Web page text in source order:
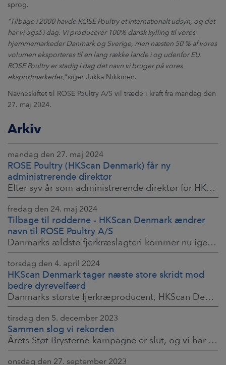
sprog.
”Tilbage i 2000 havde ROSE Poultry et internationalt udsyn, og det
har vi også i dag. Vi producerer 100% dansk kylling til vores
hjemmemarkeder Danmark og Sverige, men næsten 50 % af vores
volumen eksporteres til en lang række lande i og udenfor EU.
ROSE Poultry er stadig i dag det navn vi bruger på vores
eksportmarkeder,”siger Jukka Nikkinen.
Navneskiftet til ROSE Poultry A/S vil træde i kraft fra mandag den
27. maj 2024.
Arkiv
mandag den 27. maj 2024
ROSE Poultry (HKScan Denmark) får ny
administrerende direktør
Efter syv år som administrerende direktør for HKScan Denmark, har Jukka Nikkinen besluttet at træde tilbage og overgive posten til nuværende produktionsdirektør
fredag den 24. maj 2024
Tilbage til rødderne - HKScan Denmark ændrer
navn til ROSE Poultry A/S
Danmarks ældste fjerkræslagteri kommer nu igen til at hedde ROSE Poultry.
torsdag den 4. april 2024
HKScan Denmark tager næste store skridt mod
bedre dyrevelfærd
Danmarks største fjerkræproducent, HKScan Denmark, der producerer Danmarks ældste kyllingebrand ROSE Kylling, begynder nu, som den første fødevareproducent
tirsdag den 5. december 2023
Sammen slog vi rekorden
Årets Støt Brysterne-kampagne er slut, og vi har nu talt beløbet op. I fællesskab med de danske forbrugere har vi i år samlet hele 941.119 kroner ind,
onsdag den 27. september 2023